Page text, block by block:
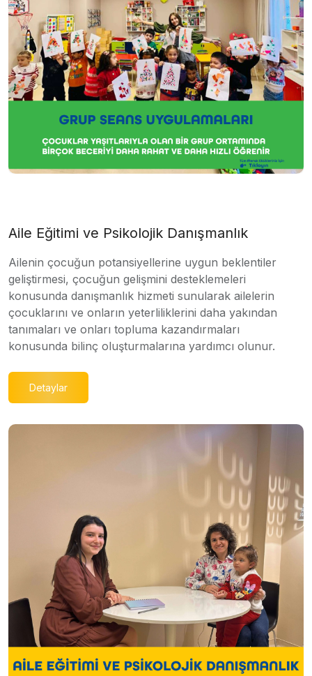
Aile Eğitimi ve Psikolojik Danışmanlık
Ailenin çocuğun potansiyellerine uygun beklentiler
geliştirmesi, çocuğun gelişmini desteklemeleri
konusunda danışmanlık hizmeti sunularak ailelerin
çocuklarını ve onların yeterliliklerini daha yakından
tanımaları ve onları topluma kazandırmaları
konusunda bilinç oluşturmalarına yardımcı olunur.
Detaylar